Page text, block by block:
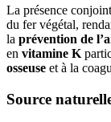
La présence
du fer végétal,
la prévention de
en vitamine K
osseuse et à la
Source